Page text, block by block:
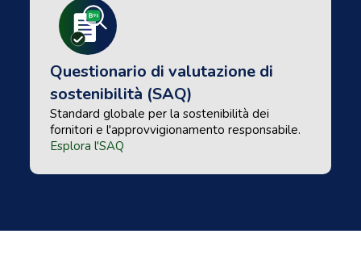
Questionario di valutazione di
sostenibilità (SAQ)
Standard globale per la sostenibilità dei
fornitori e l'approvvigionamento responsabile.
Esplora l'SAQ